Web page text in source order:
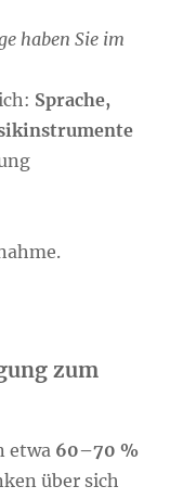
haben Sie im
Sprache,
zum
etwa 60–70 %
über sich